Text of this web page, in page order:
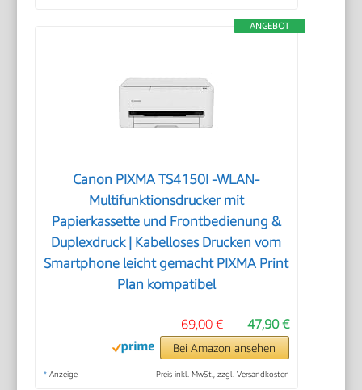
ANGEBOT
Canon PIXMA TS4150I -WLAN-
Multifunktionsdrucker mit
Papierkassette und Frontbedienung &
Duplexdruck | Kabelloses Drucken vom
Smartphone leicht gemacht PIXMA Print
Plan kompatibel
47,90 €
69,00 €
Bei Amazon ansehen
* Anzeige Preis inkl. MwSt., zzgl. Versandkosten